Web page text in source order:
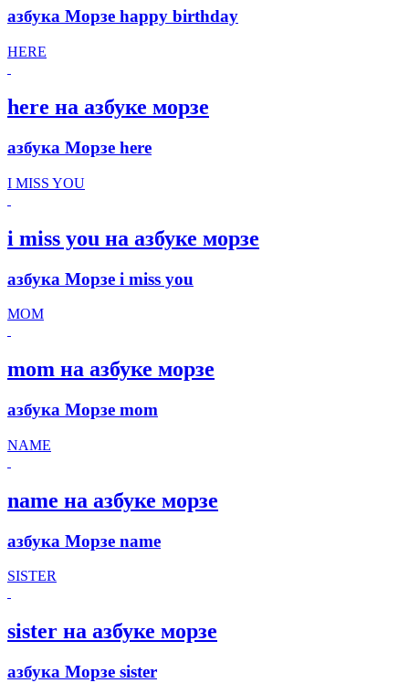
азбука Морзе happy birthday
HERE
here на азбуке морзе
азбука Морзе here
I MISS YOU
i miss you на азбуке морзе
азбука Морзе i miss you
MOM
mom на азбуке морзе
азбука Морзе mom
NAME
name на азбуке морзе
азбука Морзе name
SISTER
sister на азбуке морзе
азбука Морзе sister